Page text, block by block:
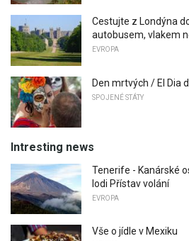
Cestujte z Londýna
autobusem, vlakem
EVROPA
Den mrtvých / El Dia
SPOJENÉ STÁTY
Intresting news
Tenerife - Kanárské
lodi Přístav volání
EVROPA
Vše o jídle v Mexiku